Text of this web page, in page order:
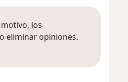
los
eliminar opiniones.